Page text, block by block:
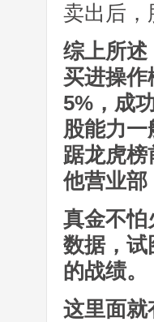
卖出后，
综上所述
买进操
5%，成
股能力
踞龙虎
他营业部
真金不怕
数据，试
的战绩。
这里面就